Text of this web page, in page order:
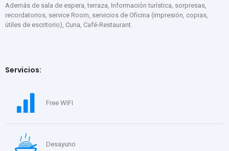
Además de sala de espera, terraza, Información turística, sorpresas,
recordatorios, service Room, servicios de Oficina (impresión, copias,
útiles de escritorio), Cuna, Café-Restaurant.
Servicios:
Free WIFI
Desayuno